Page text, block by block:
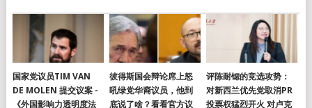
国家党议员TIM VAN
DE MOLEN 提交议案 -
《外国影响力透明度法
彼得斯国会辩论席上怒
吼绿党华裔议员，他到
底说了啥？看看官方议
评陈耐锶的竞选攻势：
对新西兰优先党取消PR
投票权猛烈开火 对卢克